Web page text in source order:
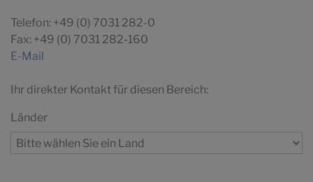
Telefon: +49 (0) 7031 282-0
Fax: +49 (0) 7031 282-160
E-Mail
Ihr direkter Kontakt für diesen Bereich:
Länder